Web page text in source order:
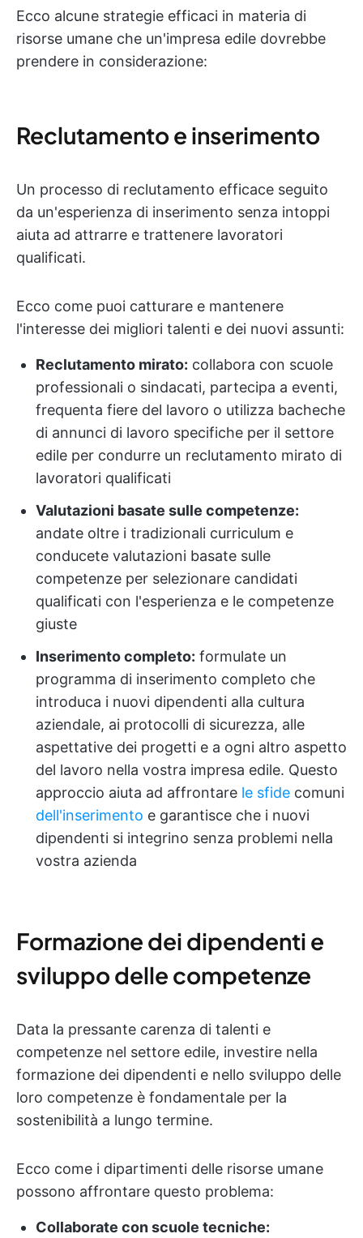
Ecco alcune strategie efficaci in materia di
risorse umane che un'impresa edile dovrebbe
prendere in considerazione:
Reclutamento e inserimento
Un processo di reclutamento efficace seguito
da un'esperienza di inserimento senza intoppi
aiuta ad attrarre e trattenere lavoratori
qualificati.
Ecco come puoi catturare e mantenere
l'interesse dei migliori talenti e dei nuovi assunti:
Reclutamento mirato: collabora con scuole
professionali o sindacati, partecipa a eventi,
frequenta fiere del lavoro o utilizza bacheche
di annunci di lavoro specifiche per il settore
edile per condurre un reclutamento mirato di
lavoratori qualificati
Valutazioni basate sulle competenze:
andate oltre i tradizionali curriculum e
conducete valutazioni basate sulle
competenze per selezionare candidati
qualificati con l'esperienza e le competenze
giuste
Inserimento completo: formulate un
programma di inserimento completo che
introduca i nuovi dipendenti alla cultura
aziendale, ai protocolli di sicurezza, alle
aspettative dei progetti e a ogni altro aspetto
del lavoro nella vostra impresa edile. Questo
approccio aiuta ad affrontare le sfide comuni
dell'inserimento e garantisce che i nuovi
dipendenti si integrino senza problemi nella
vostra azienda
Formazione dei dipendenti e
sviluppo delle competenze
Data la pressante carenza di talenti e
competenze nel settore edile, investire nella
formazione dei dipendenti e nello sviluppo delle
loro competenze è fondamentale per la
sostenibilità a lungo termine.
Ecco come i dipartimenti delle risorse umane
possono affrontare questo problema:
Collaborate con scuole tecniche: